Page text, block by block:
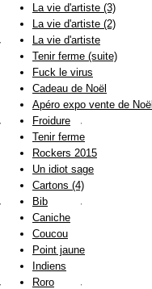
La vie d'artiste (3)
La vie d'artiste (2)
La vie d'artiste
Tenir ferme (suite)
Fuck le virus
Cadeau de Noël
Apéro expo vente de Noël
Froidure
Tenir ferme
Rockers 2015
Un idiot sage
Cartons (4)
Bib
Caniche
Coucou
Point jaune
Indiens
Roro